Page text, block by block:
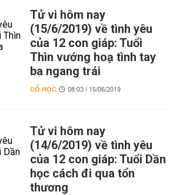
Tử vi hôm nay
(15/6/2019) về tình yêu
của 12 con giáp: Tuổi
Thìn vướng hoạ tình tay
ba ngang trái
CỔ HỌC 08:03 | 15/06/2019
Tử vi hôm nay
(14/6/2019) về tình yêu
của 12 con giáp: Tuổi Dần
học cách đi qua tổn
thương